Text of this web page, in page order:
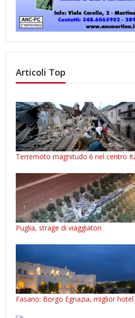
Articoli Top
Terremoto magnitudo 6 nel centro
Puglia, strage di viaggiatori
Fasano: Borgo Egnazia, miglior